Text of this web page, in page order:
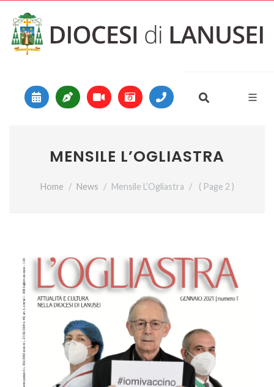
Main Navigation
MENSILE L’OGLIASTRA
Home News Mensile L’Ogliastra ( Page 2 )